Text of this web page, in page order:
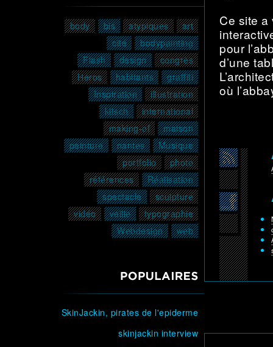
art
atypiques
bis
body
bodypainting
cité
congrès
design
Flash
graffiti
habitants
Héros
illustration
Inspiration
international
kitsch
maison
making-of
Musique
nantes
peinture
photo
portfolio
Réalisation
références
sculpture
spectacle
typographie
veille
vidéo
web
Webdesign
POPULAIRES3
SkinJackin, pirates de l'epiderme
skinjackin interview
Ce site a
pour
d’une
où